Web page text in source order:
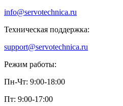
info@servotechnica.ru
Техническая поддержка:
support@servotechnica.ru
Режим работы:
Пн-Чт: 9:00-18:00
Пт: 9:00-17:00